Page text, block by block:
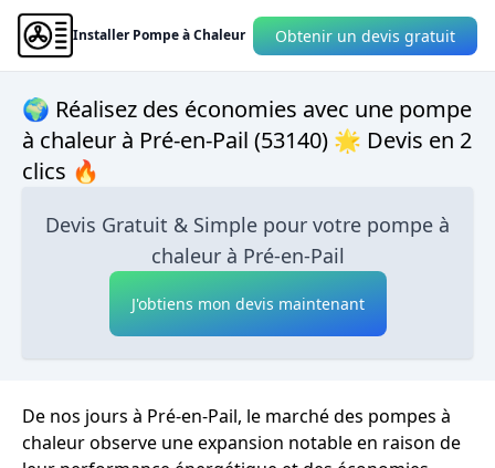
Installer Pompe à Chaleur Obtenir un devis gratuit
🌍 Réalisez des économies avec une pompe
à chaleur à Pré-en-Pail (53140) 🌟 Devis en 2
clics 🔥
Devis Gratuit & Simple pour votre pompe à
chaleur à Pré-en-Pail
J'obtiens mon devis maintenant
De nos jours à Pré-en-Pail, le marché des pompes à
chaleur observe une expansion notable en raison de